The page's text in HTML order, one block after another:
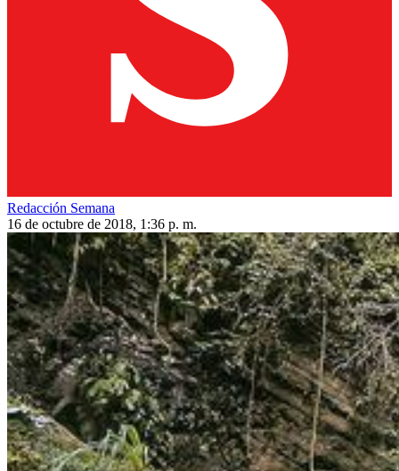
Redacción Semana
16 de octubre de 2018, 1:36 p. m.